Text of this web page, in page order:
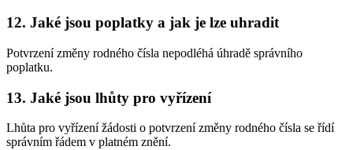
12. Jaké jsou poplatky a jak je lze uhradit
Potvrzení změny rodného čísla nepodléhá úhradě správního
poplatku.
13. Jaké jsou lhůty pro vyřízení
Lhůta pro vyřízení žádosti o potvrzení změny rodného čísla se řídí
správním řádem v platném znění.